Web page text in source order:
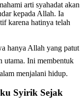
arti syahadat akan
kepada Allah. Ia
karena hatinya telah
hanya Allah yang patut
menjalani hidup.
Syirik Sejak